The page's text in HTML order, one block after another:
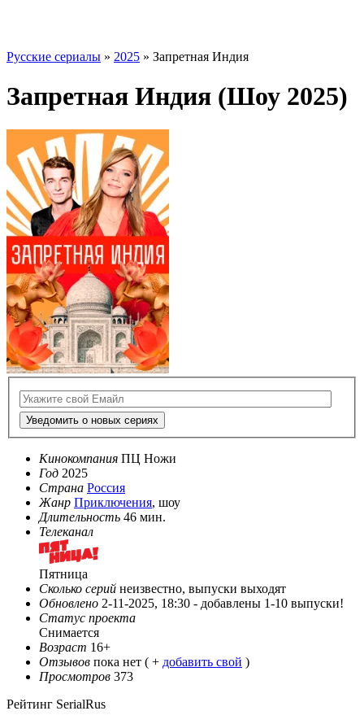
Русские сериалы » 2025 » Запретная Индия
Запретная Индия (Шоу 2025)
Уведомить о новых сериях
Кинокомпания ПЦ Ножи
Год 2025
Страна Россия
Жанр Приключения, шоу
Длительность 46 мин.
Телеканал
Пятница
Сколько серий неизвестно, выпуски выходят
Обновлено 2-11-2025, 18:30 - добавлены 1-10 выпуски!
Статус проекта
Снимается
Возраст 16+
Отзывов пока нет ( + добавить свой )
Просмотров 373
Рейтинг SerialRus